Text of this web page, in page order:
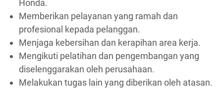
Honda.
Memberikan pelayanan yang ramah dan
profesional kepada pelanggan.
Menjaga kebersihan dan kerapihan area kerja.
Mengikuti pelatihan dan pengembangan yang
diselenggarakan oleh perusahaan.
Melakukan tugas lain yang diberikan oleh atasan.